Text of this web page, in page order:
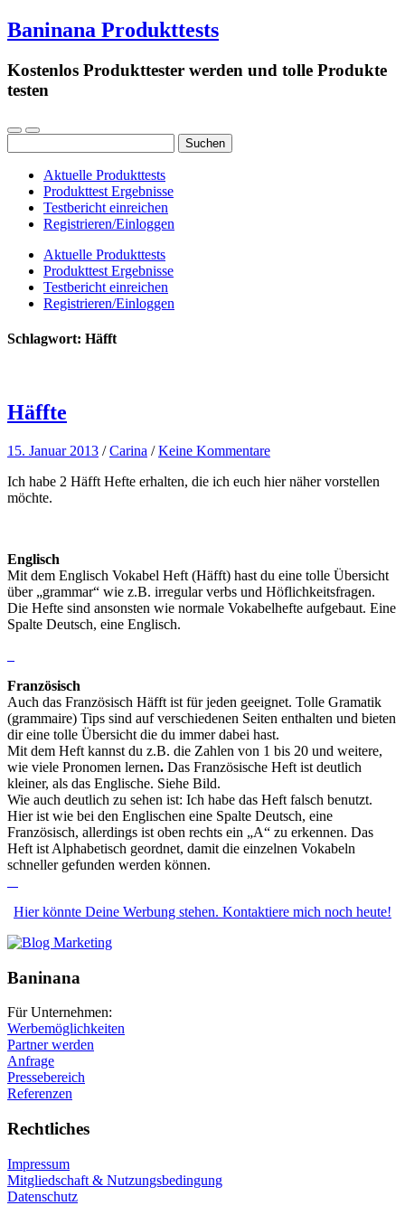
Baninana Produkttests
Kostenlos Produkttester werden und tolle Produkte
testen
nach:
Aktuelle Produkttests
Produkttest Ergebnisse
Testbericht einreichen
Registrieren/Einloggen
Aktuelle Produkttests
Produkttest Ergebnisse
Testbericht einreichen
Registrieren/Einloggen
Schlagwort: Häfft
Häffte
15. Januar 2013 /Carina /Keine Kommentare
Ich habe 2 Häfft Hefte erhalten, die ich euch hier näher vorstellen
möchte.
Englisch
Mit dem Englisch Vokabel Heft (Häfft) hast du eine tolle Übersicht
über „grammar“ wie z.B. irregular verbs und Höflichkeitsfragen.
Die Hefte sind ansonsten wie normale Vokabelhefte aufgebaut. Eine
Spalte Deutsch, eine Englisch.
Französisch
Auch das Französisch Häfft ist für jeden geeignet. Tolle Gramatik
(grammaire) Tips sind auf verschiedenen Seiten enthalten und bieten
dir eine tolle Übersicht die du immer dabei hast.
Mit dem Heft kannst du z.B. die Zahlen von 1 bis 20 und weitere,
wie viele Pronomen lernen. Das Französische Heft ist deutlich
kleiner, als das Englische. Siehe Bild.
Wie auch deutlich zu sehen ist: Ich habe das Heft falsch benutzt.
Hier ist wie bei den Englischen eine Spalte Deutsch, eine
Französisch, allerdings ist oben rechts ein „A“ zu erkennen. Das
Heft ist Alphabetisch geordnet, damit die einzelnen Vokabeln
schneller gefunden werden können.
Hier könnte Deine Werbung stehen. Kontaktiere mich noch heute!
Baninana
Für Unternehmen:
Werbemöglichkeiten
Partner werden
Anfrage
Pressebereich
Referenzen
Rechtliches
Impressum
Mitgliedschaft & Nutzungsbedingung
Datenschutz